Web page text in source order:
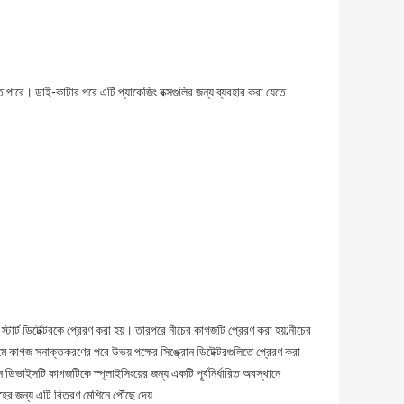
ডাই-কাটার পরে এটি প্যাকেজিং বক্সগুলির জন্য ব্যবহার করা যেতে
ডিটেক্টরকে প্রেরণ করা হয়। তারপরে নীচের কাগজটি প্রেরণ করা হয়;নীচের
সনাক্তকরণের পরে উভয় পক্ষের সিঙ্ক্রোন ডিটেক্টরগুলিতে প্রেরণ করা
কাগজটিকে স্প্লাইসিংয়ের জন্য একটি পূর্বনির্ধারিত অবস্থানে
জন্য এটি বিতরণ মেশিনে পৌঁছে দেয়.